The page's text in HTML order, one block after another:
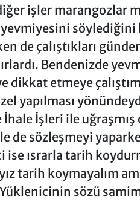
işler marangozlar
yevmiyesini
de çalıştıkları
Bendenizde
dikkat etmeye
yapılması
İşleri ile
de sözleşmeyi
ısrarla tarih
tarih koymayalım
sözü